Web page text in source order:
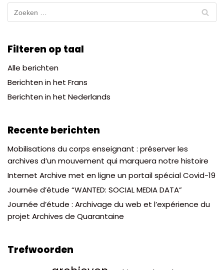
Filteren op taal
Alle berichten
Berichten in het Frans
Berichten in het Nederlands
Recente berichten
Mobilisations du corps enseignant : préserver les
archives d’un mouvement qui marquera notre histoire
Internet Archive met en ligne un portail spécial Covid-19
Journée d’étude “WANTED: SOCIAL MEDIA DATA”
Journée d’étude : Archivage du web et l’expérience du
projet Archives de Quarantaine
Trefwoorden